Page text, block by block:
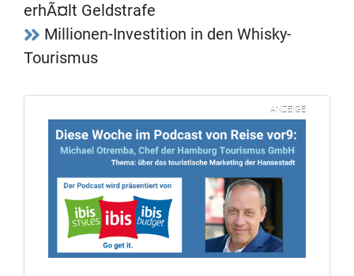
erhÃ¤lt Geldstrafe
Millionen-Investition in den Whisky-
Tourismus
ANZEIGE